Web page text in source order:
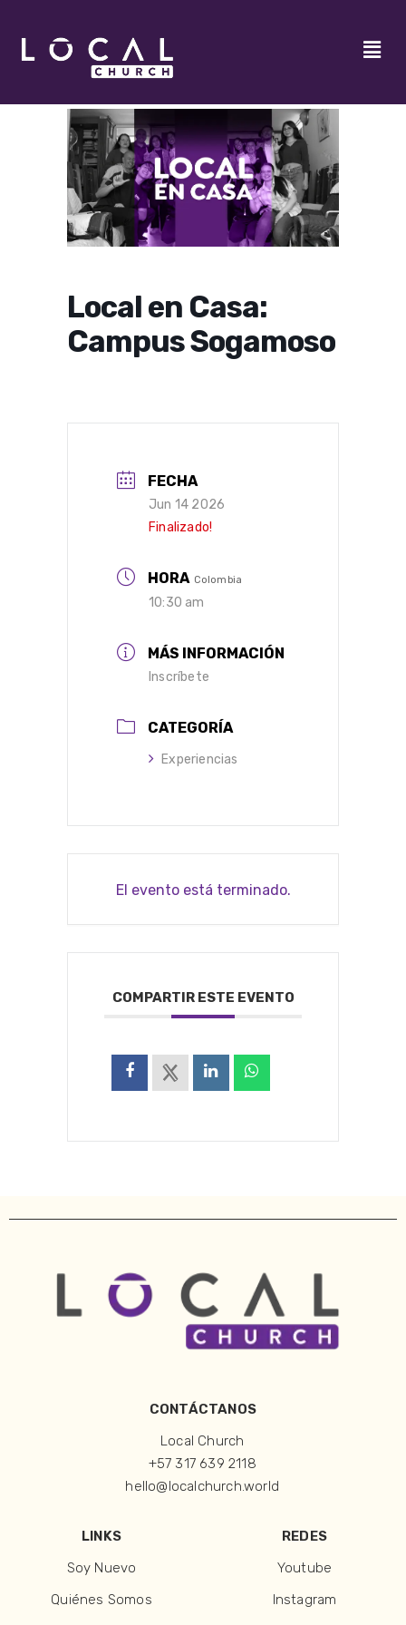
Local en Casa:
Campus Sogamoso
FECHA
Jun 14 2026
Finalizado!
HORA Colombia
10:30 am
MÁS INFORMACIÓN
Inscríbete
CATEGORÍA
Experiencias
El evento está terminado.
COMPARTIR ESTE EVENTO
CONTÁCTANOS
Local Church
+57 317 639 2118
hello@localchurch.world
LINKS
Soy Nuevo
Quiénes Somos
REDES
Youtube
Instagram